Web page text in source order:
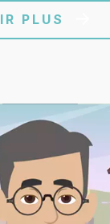
PLUS